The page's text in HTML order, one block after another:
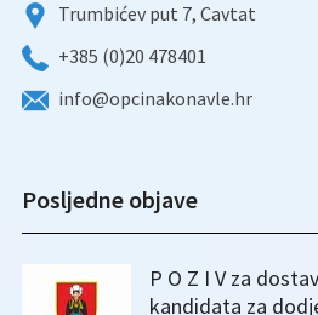
Trumbićev put 7, Cavtat
+385 (0)20 478401
info@opcinakonavle.hr
Posljedne objave
P O Z I V za
kandidata za